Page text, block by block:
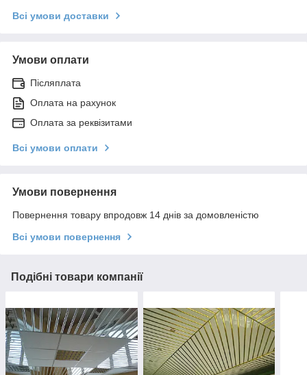
Всі умови доставки
Умови оплати
Післяплата
Оплата на рахунок
Оплата за реквізитами
Всі умови оплати
Умови повернення
Повернення товару впродовж 14 днів за домовленістю
Всі умови повернення
Подібні товари компанії